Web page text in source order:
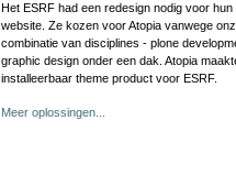
Het ESRF had een redesign nodig voor hun
website. Ze kozen voor Atopia vanwege
combinatie van disciplines - plone
graphic design onder een dak. Atopia
installeerbaar theme product voor ESRF.
Meer oplossingen...